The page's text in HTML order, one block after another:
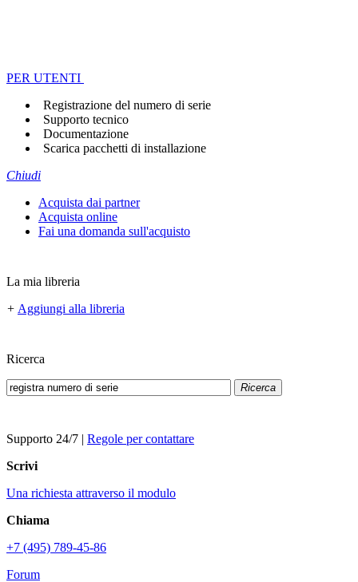
PER UTENTI
Registrazione del numero di serie
Supporto tecnico
Documentazione
Scarica pacchetti di installazione
Chiudi
Acquista dai partner
Acquista online
Fai una domanda sull'acquisto
La mia libreria
+ Aggiungi alla libreria
Ricerca
Ricerca
Supporto 24/7 | Regole per contattare
Scrivi
Una richiesta attraverso il modulo
Chiama
+7 (495) 789-45-86
Forum